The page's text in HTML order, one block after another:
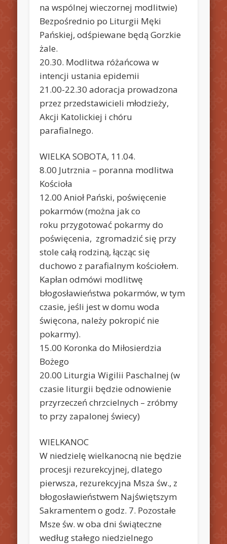
na wspólnej wieczornej modlitwie)
Bezpośrednio po Liturgii Męki
Pańskiej, odśpiewane będą Gorzkie
żale.
20.30. Modlitwa różańcowa w
intencji ustania epidemii
21.00-22.30 adoracja prowadzona
przez przedstawicieli młodzieży,
Akcji Katolickiej i chóru
parafialnego.
WIELKA SOBOTA, 11.04.
8.00 Jutrznia – poranna modlitwa
Kościoła
12.00 Anioł Pański, poświęcenie
pokarmów (można jak co
roku przygotować pokarmy do
poświęcenia, zgromadzić się przy
stole całą rodziną, łącząc się
duchowo z parafialnym kościołem.
Kapłan odmówi modlitwę
błogosławieństwa pokarmów, w tym
czasie, jeśli jest w domu woda
święcona, należy pokropić nie
pokarmy).
15.00 Koronka do Miłosierdzia
Bożego
20.00 Liturgia Wigilii Paschalnej (w
czasie liturgii będzie odnowienie
przyrzeczeń chrzcielnych – zróbmy
to przy zapalonej świecy)
WIELKANOC
W niedzielę wielkanocną nie będzie
procesji rezurekcyjnej, dlatego
pierwsza, rezurekcyjna Msza św., z
błogosławieństwem Najświętszym
Sakramentem o godz. 7. Pozostałe
Msze św. w oba dni świąteczne
według stałego niedzielnego